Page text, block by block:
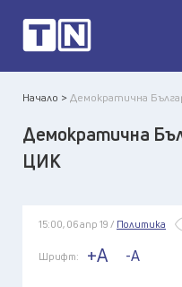
Начало >Демократична
Демократична
ЦИК
15:00, 06 апр 19 / Политика
Шрифт: +A -A